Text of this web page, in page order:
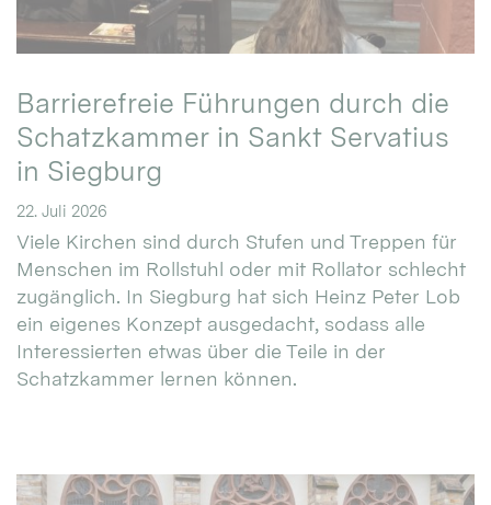
Barrierefreie Führungen durch die
Schatzkammer in Sankt Servatius
in Siegburg
22. Juli 2026
Viele Kirchen sind durch Stufen und Treppen für
Menschen im Rollstuhl oder mit Rollator schlecht
zugänglich. In Siegburg hat sich Heinz Peter Lob
ein eigenes Konzept ausgedacht, sodass alle
Interessierten etwas über die Teile in der
Schatzkammer lernen können.